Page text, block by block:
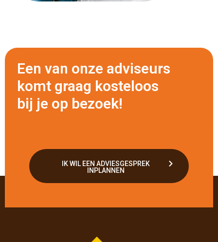
Een van onze adviseurs
komt graag kosteloos
bij je op bezoek!
IK WIL EEN ADVIESGESPREK
INPLANNEN